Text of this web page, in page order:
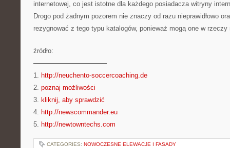
internetowej, co jest istotne dla każdego posiadacza witryny
Drogo pod żadnym pozorem nie znaczy od razu nieprawidłowo
rezygnować z tego typu katalogów, ponieważ mogą one w rzeczy
źródło:
———————————
1. http://neuchento-soccercoaching.de
2. poznaj możliwości
3. kliknij, aby sprawdzić
4. http://newscommander.eu
5. http://newtowntechs.com
CATEGORIES: NOWOCZESNE ELEWACJE I FASADY